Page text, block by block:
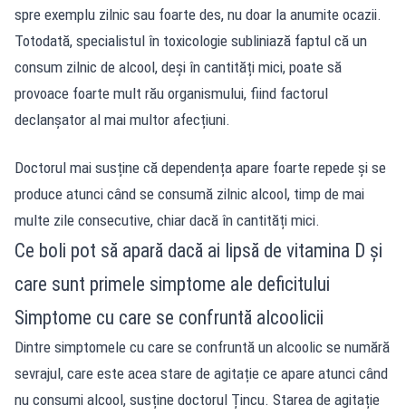
spre exemplu zilnic sau foarte des, nu doar la anumite ocazii.
Totodată, specialistul în toxicologie subliniază faptul că un
consum zilnic de alcool, deși în cantități mici, poate să
provoace foarte mult rău organismului, fiind factorul
declanșator al mai multor afecțiuni.
Doctorul mai susține că dependența apare foarte repede și se
produce atunci când se consumă zilnic alcool, timp de mai
multe zile consecutive, chiar dacă în cantități mici.
Ce boli pot să apară dacă ai lipsă de vitamina D și
care sunt primele simptome ale deficitului
Simptome cu care se confruntă alcoolicii
Dintre simptomele cu care se confruntă un alcoolic se numără
sevrajul, care este acea stare de agitație ce apare atunci când
nu consumi alcool, susține doctorul Țincu. Starea de agitație